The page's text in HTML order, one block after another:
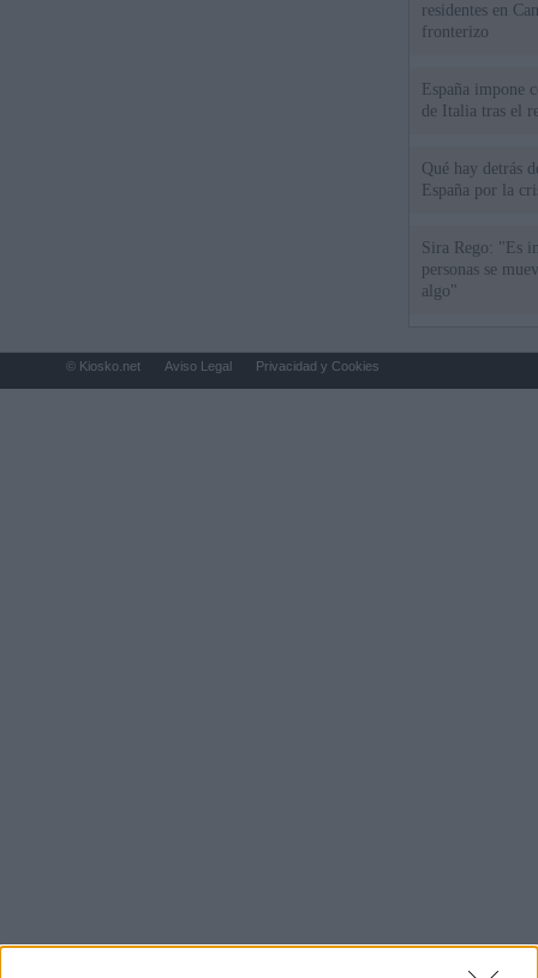
residentes en
fronterizo
España impone
de Italia tras el
Qué hay detrás
España por la
Sira Rego: "Es
personas se
algo"
© Kiosko.net Aviso Legal Privacidad y Cookies